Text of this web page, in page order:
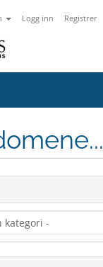
Logg inn Registrer